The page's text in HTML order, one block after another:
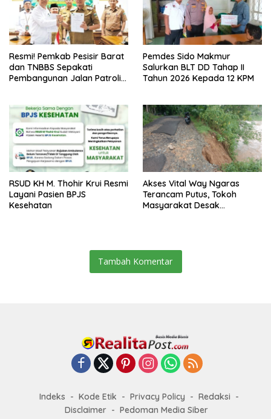
Resmi! Pemkab Pesisir Barat
dan TNBBS Sepakati
Pembangunan Jalan Patroli
Pemdes Sido Makmur
Salurkan BLT DD Tahap II
Tahun 2026 Kepada 12 KPM
RSUD KH M. Thohir Krui Resmi
Layani Pasien BPJS
Kesehatan
Akses Vital Way Ngaras
Terancam Putus, Tokoh
Masyarakat Desak
Tambah Komentar
Indeks Kode Etik Privacy Policy
Redaksi
Disclaimer
Pedoman Media Siber